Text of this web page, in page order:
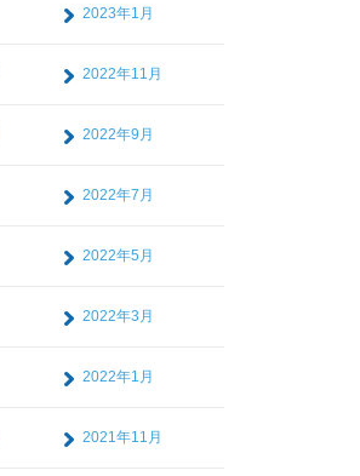
2023年1月
2022年11月
2022年9月
2022年7月
2022年5月
2022年3月
2022年1月
2021年11月